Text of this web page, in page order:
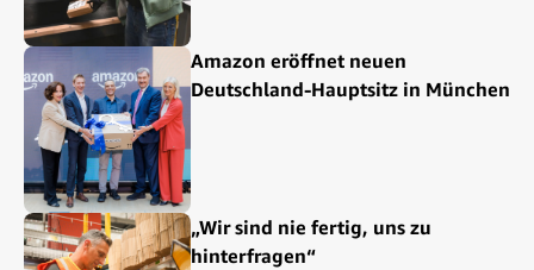
Amazon eröffnet neuen
Deutschland-Hauptsitz in München
„Wir sind nie fertig, uns zu
hinterfragen“